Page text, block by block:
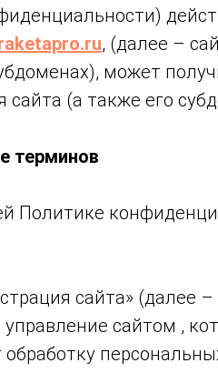
, (далее –
может
сайта (а также его
терминов
Политике
сайта» (далее
управление сайтом ,